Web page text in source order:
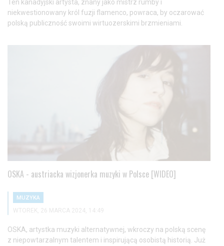
Ten kanadyjski artysta, znany jako mistrz rumby i
niekwestionowany król fuzji flamenco, powraca, by oczarować
polską publiczność swoimi wirtuozerskimi brzmieniami.
OSKA - austriacka wizjonerka muzyki w Polsce [WIDEO]
MUZYKA
WTOREK, 26 MARCA 2024, 14:49
OSKA, artystka muzyki alternatywnej, wkroczy na polską scenę
z niepowtarzalnym talentem i inspirującą osobistą historią. Już